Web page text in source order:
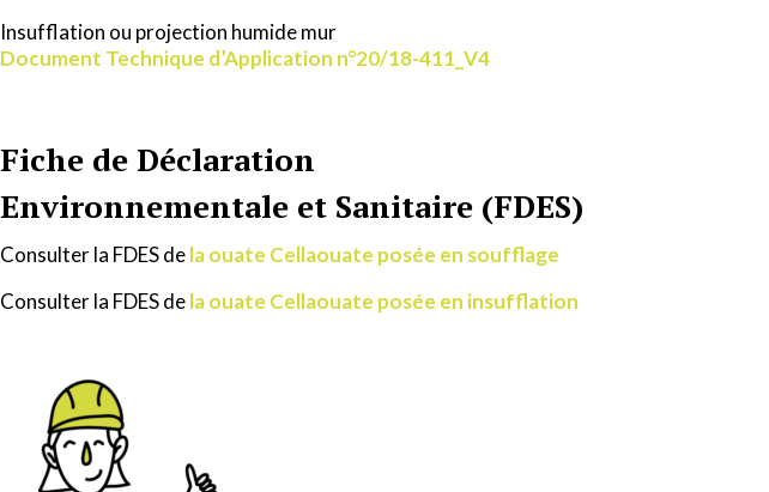
Insufflation ou projection humide mur
Document Technique d’Application n°20/18-411_V4
Fiche de Déclaration
Environnementale et Sanitaire (FDES)
Consulter la FDES dela ouate Cellaouate posée en soufflage
Consulter la FDES dela ouate Cellaouate posée en insufflation